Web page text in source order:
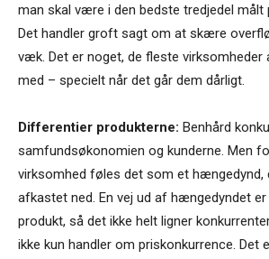
man skal være i den bedste tredjedel målt
Det handler groft sagt om at skære
væk. Det er noget, de fleste virksomheder
med – specielt når det går dem dårligt.
Differentier produkterne: Benhård
samfundsøkonomien og kunderne. Men
virksomhed føles det som et
afkastet ned. En vej ud af hængedyndet
produkt, så det ikke helt ligner
ikke kun handler om priskonkurrence. Det